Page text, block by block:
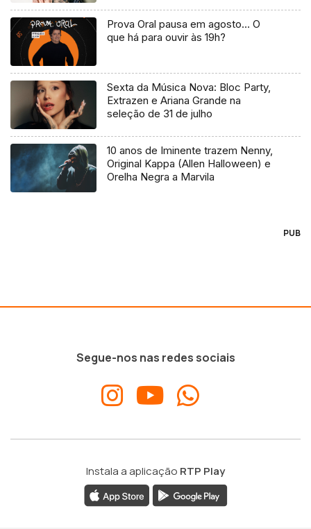
Prova Oral pausa em agosto… O
que há para ouvir às 19h?
Sexta da Música Nova: Bloc Party,
Extrazen e Ariana Grande na
seleção de 31 de julho
10 anos de Iminente trazem Nenny,
Original Kappa (Allen Halloween) e
Orelha Negra a Marvila
PUB
Segue-nos nas redes sociais
Instala a aplicação RTP Play